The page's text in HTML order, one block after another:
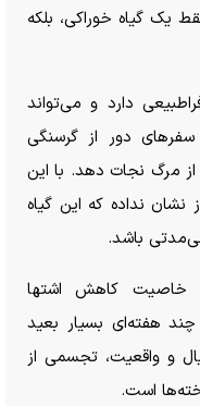
یک گیاه خوراکی، بلکه
دارد و می‌تواند
دور از گرسنگی
مرگ نجات دهد. با این
نداده که این گیاه
باشد.
خاصیت کاهش اشتها
چند هفته‌ای بسیار بعید
و واقعیت، تجسمی از
است.